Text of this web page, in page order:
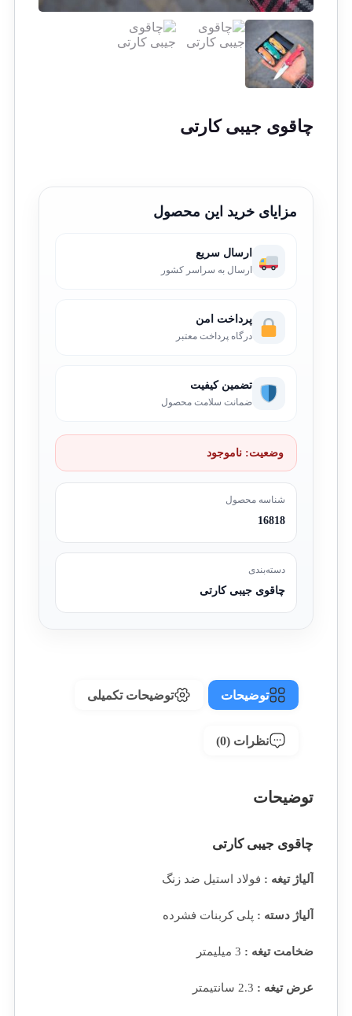
چاقوی جیبی کارتی
مزایای خرید این محصول
ارسال سریع
ارسال به سراسر کشور
پرداخت امن
درگاه پرداخت معتبر
تضمین کیفیت
ضمانت سلامت محصول
وضعیت: ناموجود
شناسه محصول
16818
دسته‌بندی
چاقوی جیبی کارتی
توضیحات توضیحات تکمیلی
نظرات (0)
توضیحات
چاقوی جیبی کارتی
آلیاژ تیغه : فولاد استیل ضد زنگ
آلیاژ دسته : پلی کربنات فشرده
ضخامت تیغه :
عرض تیغه :